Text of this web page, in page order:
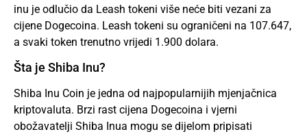
inu je odlučio da Leash tokeni više neće biti vezani za
cijene Dogecoina. Leash tokeni su ograničeni na 107.647,
a svaki token trenutno vrijedi 1.900 dolara.
Šta je Shiba Inu?
Shiba Inu Coin je jedna od najpopularnijih mjenjačnica
kriptovaluta. Brzi rast cijena Dogecoina i vjerni
obožavatelji Shiba Inua mogu se dijelom pripisati